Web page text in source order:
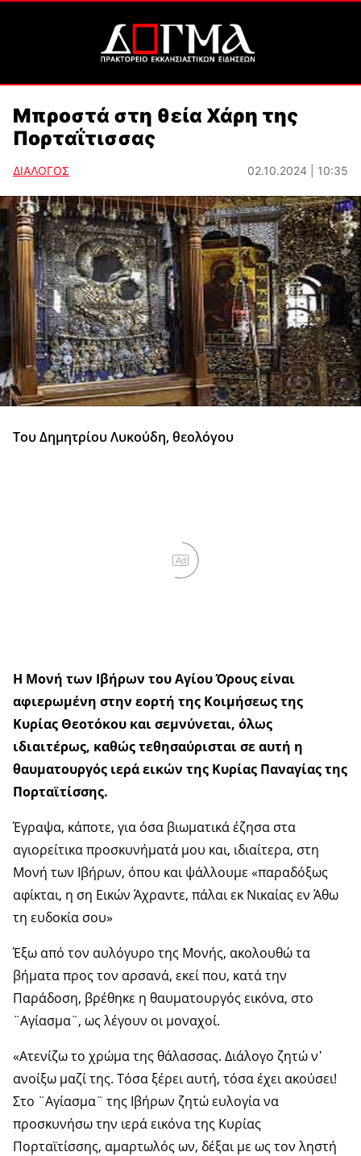
Μπροστά στη θεία Χάρη της
Πορταΐτισσας
ΔΙΑΛΟΓΟΣ 02.10.2024 | 10:35
Του Δημητρίου Λυκούδη, θεολόγου
Ad
Η Μονή των Ιβήρων του Αγίου Όρους είναι
αφιερωμένη στην εορτή της Κοιμήσεως της
Κυρίας Θεοτόκου και σεμνύνεται, όλως
ιδιαιτέρως, καθώςτεθησαύρισται σε αυτή η
θαυματουργός ιερά εικών της Κυρίας Παναγίας της
Πορταϊτίσσης.
Έγραψα, κάποτε, για όσα βιωματικά έζησα στα
αγιορείτικα προσκυνήματἀ μου και, ιδιαίτερα, στη
Μονή των Ιβήρων, όπου και ψάλλουμε «παραδόξως
αφίκται, η ση Εικών Άχραντε, πάλαι εκ Νικαίας εν Άθω
τη ευδοκία σου»
Έξω από τον αυλόγυρο της Μονής, ακολουθώ τα
βήματα προς τον αρσανά, εκεί που, κατά την
Παράδοση, βρέθηκε η θαυματουργός εικόνα, στο
¨Αγίασμα¨, ως λέγουν οι μοναχοί.
«Ατενίζω το χρώμα της θάλασσας. Διάλογο ζητώ ν᾿
ανοίξω μαζί της. Τόσα ξέρει αυτή, τόσα έχει ακούσει!
Στο ¨Αγίασμα¨ της Ιβήρων ζητώ ευλογία να
προσκυνήσω την ιερά εικόνα της Κυρίας
Πορταϊτίσσης, αμαρτωλός ων, δέξαι με ως τον ληστή